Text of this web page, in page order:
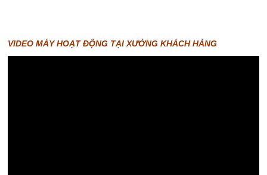
VIDEO MÁY HOẠT ĐỘNG TẠI XƯỞNG KHÁCH HÀNG